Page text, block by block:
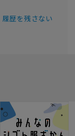
履歴を残さない